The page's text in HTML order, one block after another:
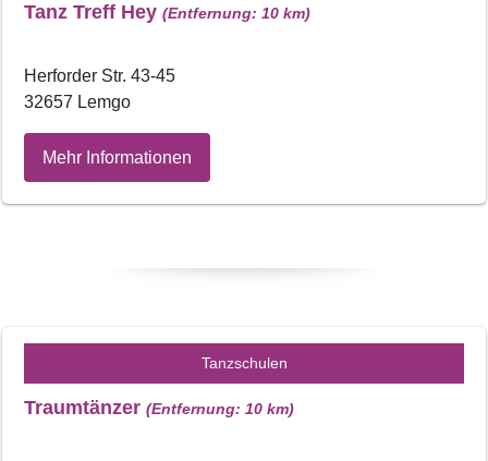
Tanz Treff Hey (Entfernung: 10 km)
Herforder Str. 43-45
32657 Lemgo
Mehr Informationen
Tanzschulen
Traumtänzer (Entfernung: 10 km)